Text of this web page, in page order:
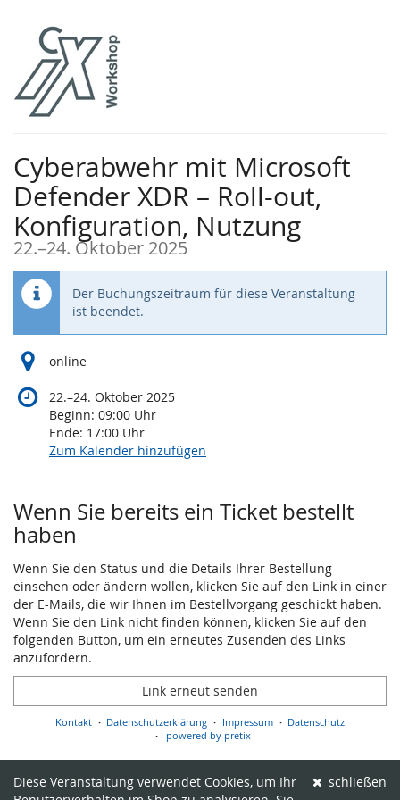
Haupt-
Inhalt
springen
Cyberabwehr mit Microsoft
Defender XDR – Roll-out,
Konfiguration, Nutzung
22.–bis
24. Oktober 2025
Der Buchungszeitraum für diese Veranstaltung
ist beendet.
online
22.–bis
24. Oktober 2025
Beginn: 09:00 Uhr
Ende: 17:00 Uhr
Zum Kalender hinzufügen
Wenn Sie bereits ein Ticket bestellt
haben
Wenn Sie den Status und die Details Ihrer Bestellung
einsehen oder ändern wollen, klicken Sie auf den Link in einer
der E-Mails, die wir Ihnen im Bestellvorgang geschickt haben.
Wenn Sie den Link nicht finden können, klicken Sie auf den
folgenden Button, um ein erneutes Zusenden des Links
anzufordern.
Link erneut senden
Kontakt Datenschutzerklärung Impressum
Datenschutz
powered by pretix
schließen
Diese Veranstaltung verwendet Cookies, um Ihr